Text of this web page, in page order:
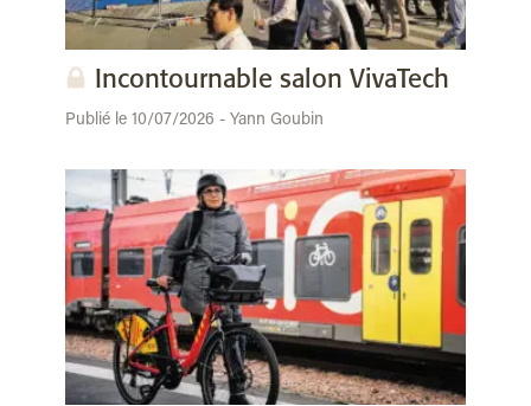
Incontournable salon VivaTech
Publié le 10/07/2026 - Yann Goubin